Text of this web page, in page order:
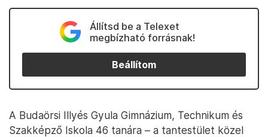
Állítsd be a Telexet
megbízható forrásnak!
Beállítom
A Budaörsi Illyés Gyula Gimnázium, Technikum és
Szakképző Iskola 46 tanára – a tantestület közel